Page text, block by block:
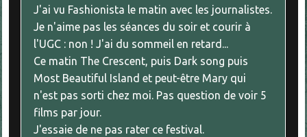
J'ai vu Fashionista le matin avec les journalistes.
Je n'aime pas les séances du soir et courir à
l'UGC : non ! J'ai du sommeil en retard...
Ce matin The Crescent, puis Dark song puis
Most Beautiful Island et peut-être Mary qui
n'est pas sorti chez moi. Pas question de voir 5
films par jour.
J'essaie de ne pas rater ce festival.